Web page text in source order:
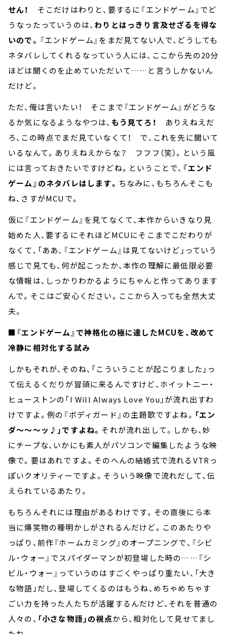
せん！
そこだけはわりと、要するに『エンドゲーム』でど
うなったっていうのは、 わりとはっきり言及せざるを得な
いので。 『エンドゲーム』をまだ見てない人で、どうしても
ネタバレしてくれるなっていう人には、ここから先の20分
ほどは聞くのを止めていただいて……と言うしかないん
だけど。
ただ、俺は言いたい！ そこまで『エンドゲーム』がどうな
るか気になるようなやつは、 もう見てろ！
ありえねえだ
ろ、この時点でまだ見ていなくて！ で、これを先に聞いて
いるなんて。ありえねえからな？ フフフ（笑）。という風
には言っておきたいですけどね。ということで、 『エンド
ゲーム』のネタバレはします。 ちなみに、もちろんそこも
ね、さすがMCUで。
仮に『エンドゲーム』を見てなくて、本作からいきなり見
始めた人、要するにそれほどMCUにそこまでこだわりが
なくて、「ああ、『エンドゲーム』は見てないけど」っていう
感じで見ても、何が起こったか、本作の理解に最低限必要
な情報は、しっかりわかるようにちゃんと作ってあります
んで。そこはご安心ください。ここから入っても全然大丈
夫。
■『エンドゲーム』で神格化の極に達したMCUを、改めて
冷静に相対化する試み
しかもそれが、そのね、「こういうことが起こりました」っ
て伝えるくだりが冒頭に来るんですけど、ホイットニー・
ヒューストンの「I Will Always Love You」が流れ出すわ
けですよ。例の『ボディガード』の主題歌ですよね。 「エン
ダ～～～ッ♪」ですよね。 それが流れ出して。しかも、妙
にチープな、いかにも素人がパソコンで編集したような映
像で。要はあれですよ。そのへんの結婚式で流れるVTRっ
ぽいクオリティーですよ。そういう映像で流れだして、伝
えられているあたり。
もちろんそれには理由があるわけです。その直後にら本
当に爆笑物の種明かしがされるんだけど。このあたりや
っぱり、前作『ホームカミング』のオープニングで、『シビ
ル・ウォー』でスパイダーマンが初登場した時の……『シ
ビル・ウォー』っていうのはすごくやっぱり重たい、「大き
な物語」だし、登場してくるのはもうね、めちゃめちゃす
ごい力を持った人たちが活躍するんだけど、それを普通の
人々の、 「小さな物語」の視点から、相対化して見せてまし